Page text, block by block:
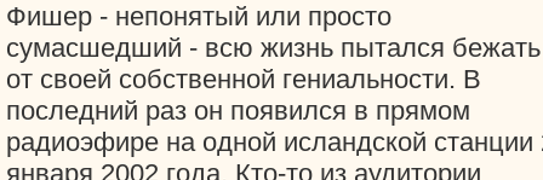
Фишер - непонятый или просто
сумасшедший - всю жизнь пытался бежать
от своей собственной гениальности. В
последний раз он появился в прямом
радиоэфире на одной исландской станции
января 2002 года. Кто-то из аудитории